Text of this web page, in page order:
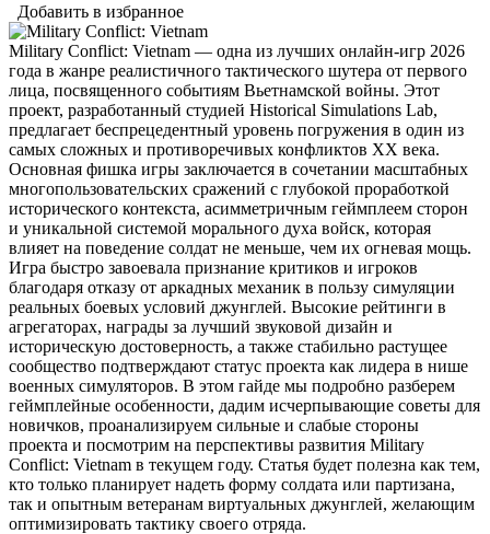
Добавить в избранное
Military Conflict: Vietnam — одна из лучших онлайн-игр 2026
года в жанре реалистичного тактического шутера от первого
лица, посвященного событиям Вьетнамской войны. Этот
проект, разработанный студией Historical Simulations Lab,
предлагает беспрецедентный уровень погружения в один из
самых сложных и противоречивых конфликтов XX века.
Основная фишка игры заключается в сочетании масштабных
многопользовательских сражений с глубокой проработкой
исторического контекста, асимметричным геймплеем сторон
и уникальной системой морального духа войск, которая
влияет на поведение солдат не меньше, чем их огневая мощь.
Игра быстро завоевала признание критиков и игроков
благодаря отказу от аркадных механик в пользу симуляции
реальных боевых условий джунглей. Высокие рейтинги в
агрегаторах, награды за лучший звуковой дизайн и
историческую достоверность, а также стабильно растущее
сообщество подтверждают статус проекта как лидера в нише
военных симуляторов. В этом гайде мы подробно разберем
геймплейные особенности, дадим исчерпывающие советы для
новичков, проанализируем сильные и слабые стороны
проекта и посмотрим на перспективы развития Military
Conflict: Vietnam в текущем году. Статья будет полезна как тем,
кто только планирует надеть форму солдата или партизана,
так и опытным ветеранам виртуальных джунглей, желающим
оптимизировать тактику своего отряда.